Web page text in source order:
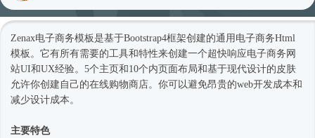
Zenax电子商务模板是基于Bootstrap4框架创建的通用电子商务Html
模板 。它有所有需要的工具和特性来创建一个超快响应电子商务网
站UI和UX经验。5个主页和10个内页面布局和基于现代设计的皮肤
允许你创建自己的在线购物商店。你可以避免昂贵的web开发成本和
减少设计成本。
主要特色